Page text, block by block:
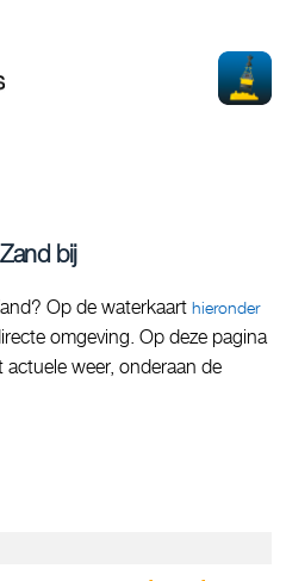
bij
Op de waterkaart hieronder
omgeving. Op deze pagina
actuele weer, onderaan de